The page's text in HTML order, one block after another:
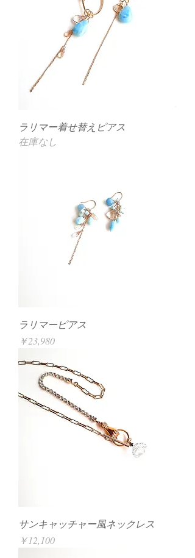
ラリマー着せ替えピアス
在庫なし
ラリマーピアス
価格
￥23,980
サンキャッチャー風ネックレス
価格
￥12,100